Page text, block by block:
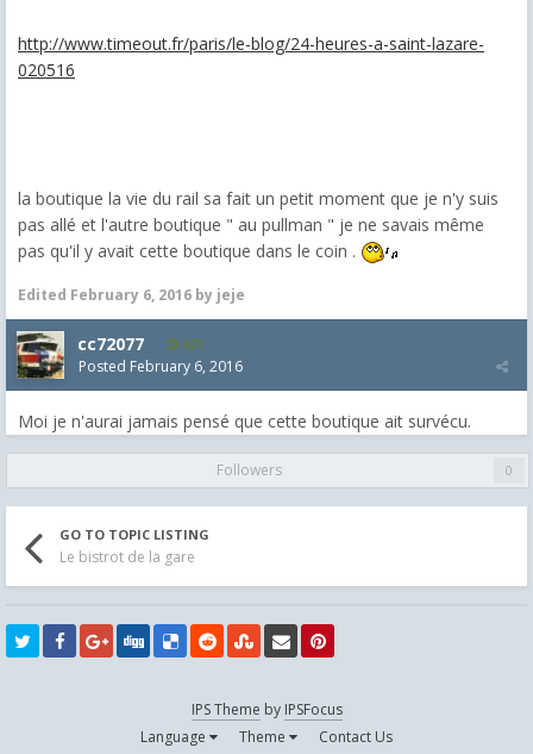
http://www.timeout.fr/paris/le-blog/24-heures-a-saint-lazare-
020516
la boutique la vie du rail sa fait un petit moment que je n'y suis
pas allé et l'autre boutique " au pullman " je ne savais même
pas qu'il y avait cette boutique dans le coin .
Edited February 6, 2016 by jeje
cc72077 425
Posted February 6, 2016
Moi je n'aurai jamais pensé que cette boutique ait survécu.
Followers 0
GO TO TOPIC LISTING
Le bistrot de la gare
IPS Theme by IPSFocus
Language
Theme Contact Us